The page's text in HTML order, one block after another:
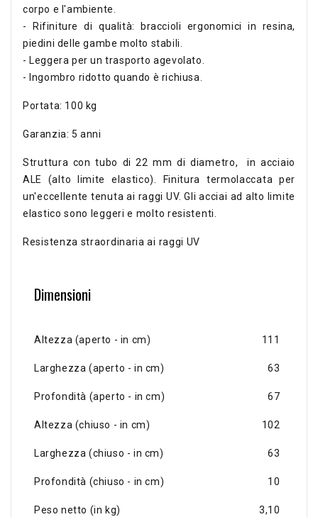
corpo e l'ambiente.
- Rifiniture di qualità: braccioli ergonomici in resina,
piedini delle gambe molto stabili.
- Leggera per un trasporto agevolato.
- Ingombro ridotto quando è richiusa.
Portata: 100 kg
Garanzia: 5 anni
Struttura con tubo di 22 mm di diametro, in acciaio
ALE (alto limite elastico). Finitura termolaccata per
un'eccellente tenuta ai raggi UV. Gli acciai ad alto limite
elastico sono leggeri e molto resistenti.
Resistenza straordinaria ai raggi UV
Dimensioni
Altezza (aperto - in cm) 111
Larghezza (aperto - in cm) 63
Profondità (aperto - in cm) 67
Altezza (chiuso - in cm) 102
Larghezza (chiuso - in cm) 63
Profondità (chiuso - in cm) 10
Peso netto (in kg) 3,10